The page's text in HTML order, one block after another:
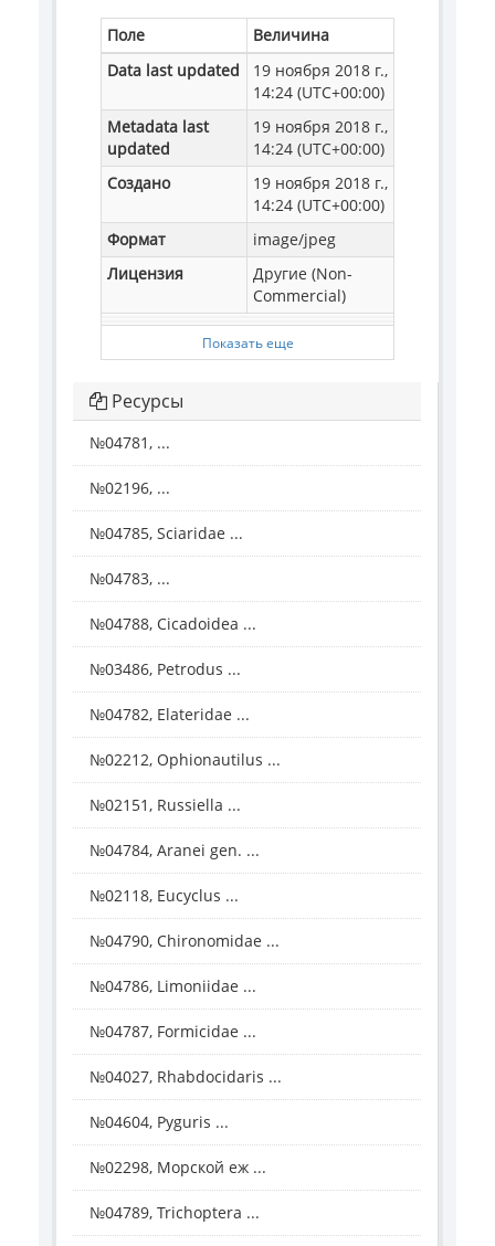
Поле
Величина
Data last updated
19 ноября 2018 г.,
14:24 (UTC+00:00)
Metadata last
updated
19 ноября 2018 г.,
14:24 (UTC+00:00)
Создано
19 ноября 2018 г.,
14:24 (UTC+00:00)
Формат
image/jpeg
Лицензия
Другие (Non-
Commercial)
Показать еще
Ресурсы
№04781, ...
№02196, ...
№04785, Sciaridae ...
№04783, ...
№04788, Cicadoidea ...
№03486, Petrodus ...
№04782, Elateridae ...
№02212, Ophionautilus ...
№02151, Russiella ...
№04784, Aranei gen. ...
№02118, Eucyclus ...
№04790, Chironomidae ...
№04786, Limoniidae ...
№04787, Formicidae ...
№04027, Rhabdocidaris ...
№04604, Pyguris ...
№02298, Морской еж ...
№04789, Trichoptera ...